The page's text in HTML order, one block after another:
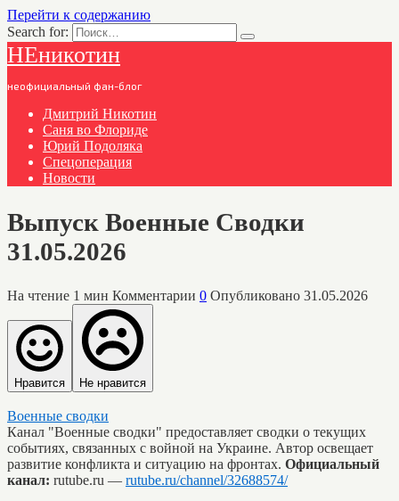
Перейти к содержанию
Search for:
НЕникотин
неофициальный фан-блог
Дмитрий Никотин
Саня во Флориде
Юрий Подоляка
Спецоперация
Новости
Выпуск Военные Сводки
31.05.2026
На чтение 1 мин Комментарии 0 Опубликовано 31.05.2026
Нравится Не нравится
Военные сводки
Канал "Военные сводки" предоставляет сводки о текущих
событиях, связанных с войной на Украине. Автор освещает
развитие конфликта и ситуацию на фронтах. Официальный
канал: rutube.ru — rutube.ru/channel/32688574/